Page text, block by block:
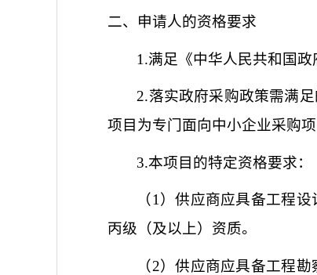
二、申请人的资格要求
1.满足《中华人民共和国政
2.落实政府采购政策需满足
项目为专门面向中小企业采购项
3.本项目的特定资格要求：
（1）供应商应具备工程
丙级（及以上）资质。
（2）供应商应具备工程